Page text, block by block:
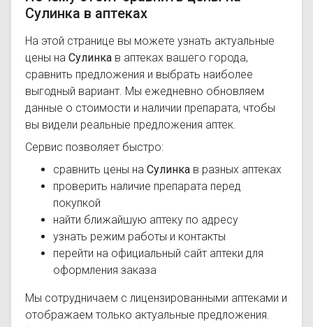
Сулинка в аптеках
На этой странице вы можете узнать актуальные
цены на Сулинка в аптеках вашего города,
сравнить предложения и выбрать наиболее
выгодный вариант. Мы ежедневно обновляем
данные о стоимости и наличии препарата, чтобы
вы видели реальные предложения аптек.
Сервис позволяет быстро:
сравнить цены на Сулинка в разных аптеках
проверить наличие препарата перед
покупкой
найти ближайшую аптеку по адресу
узнать режим работы и контакты
перейти на официальный сайт аптеки для
оформления заказа
Мы сотрудничаем с лицензированными аптеками и
отображаем только актуальные предложения.